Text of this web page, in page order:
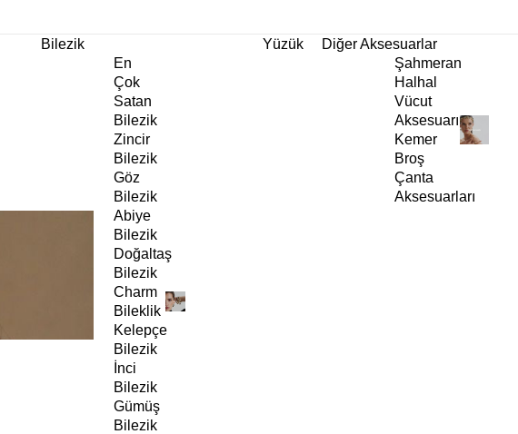
Bilezik
En
Çok
Satan
Bilezik
Zincir
Bilezik
Göz
Bilezik
Abiye
Bilezik
Doğaltaş
Bilezik
Charm
Bileklik
Kelepçe
Bilezik
İnci
Bilezik
Gümüş
Bilezik
Yüzük
Diğer Aksesuarlar
Şahmeran
Halhal
Vücut
Aksesuarı
Kemer
Broş
Çanta
Aksesuarları